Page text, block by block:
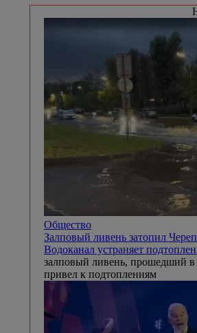
Общество
Залповый ливень затопил
Водоканал устраняет
залповый ливень, прошедший в
привел к подтоплениям